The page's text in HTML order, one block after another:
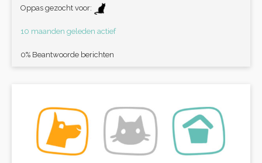
Oppas gezocht voor:
10 maanden geleden actief
0% Beantwoorde berichten